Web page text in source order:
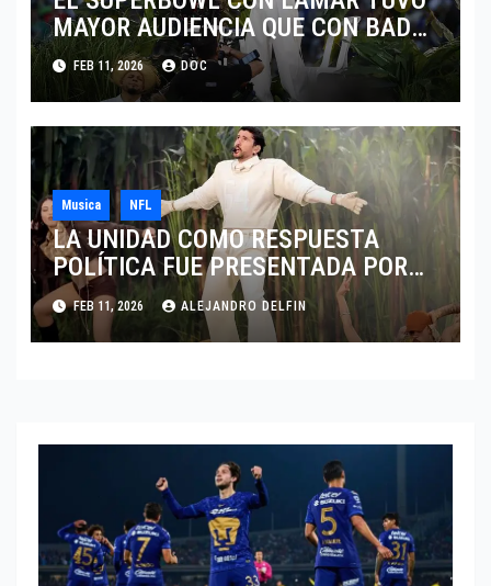
MAYOR AUDIENCIA QUE CON BAD
BUNNY
FEB 11, 2026 DOC
Musica NFL
LA UNIDAD COMO RESPUESTA
POLÍTICA FUE PRESENTADA POR
BAD BUNNY EN EL SUPER BOWL LX
FEB 11, 2026 ALEJANDRO DELFIN